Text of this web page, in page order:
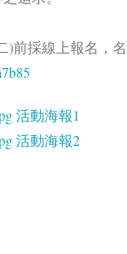
)前採線上報名，
活動海報1
活動海報2